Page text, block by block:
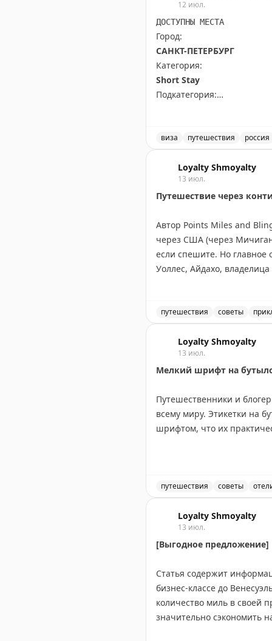
12 июл.
ДОСТУПНЫ МЕСТА
Город:
САНКТ-ПЕТЕРБУРГ
Категория:
Short Stay
Подкатегория:
Доступны даты:
📆28.09.2026 (1 шт.): 16:10
29.09.2026 (2 шт.):
Всего свободных мест:3
виза путешествия россия
Loyalty Shmoyalty
13 июл.
Путешествие через
Автор Points Miles and
через США (через
если спешите. Но
Уоллес, Айдахо,
посетив малые города
оставить место для
Points Miles and Bling
путешествия советы
Loyalty Shmoyalty
13 июл.
Мелкий шрифт на
Путешественники и
всему миру. Этикетки на
шрифтом, что их
какая бутылка для чего
шампуня или наоборот.
Отели могли бы легко
контрастные цвета. Это
Gary Leff|View from the
путешествия советы
Loyalty Shmoyalty
13 июл.
[Выгодное предложение]
Статья содержит
бизнес-классе до
количество миль в своей
значительно сэкономить